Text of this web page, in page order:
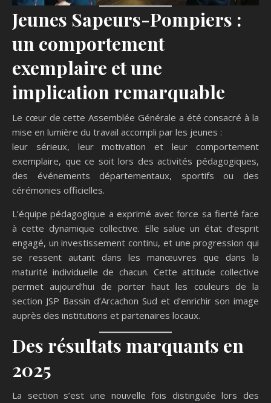
Jeunes Sapeurs-Pompiers :
un comportement
exemplaire et une
implication remarquable
Le cœur de cette Assemblée Générale a été consacré à la
mise en lumière du travail accompli par les jeunes :
leur sérieux, leur motivation et leur comportement
exemplaire, que ce soit lors des activités pédagogiques,
des événements départementaux, sportifs ou des
cérémonies officielles.
L’équipe pédagogique a exprimé avec force sa fierté face
à cette dynamique collective. Elle salue un état d’esprit
engagé, un investissement continu, et une progression qui
se ressent autant dans les manœuvres que dans la
maturité individuelle de chacun. Cette attitude collective
permet aujourd’hui de porter haut les couleurs de la
section JSP Bassin d’Arcachon Sud et d’enrichir son image
auprès des institutions et partenaires locaux.
Des résultats marquants en
2025
La section s’est une nouvelle fois distinguée lors des